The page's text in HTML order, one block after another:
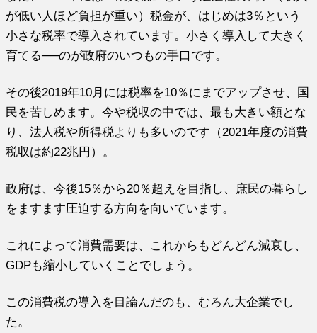
が低い人ほど負担が重い）税金が、はじめは3％という
小さな税率で導入されています。小さく導入して大きく
育てる──のが政府のいつもの手口です。
その後2019年10月には税率を10％にまでアップさせ、国
民を苦しめます。今や税収の中では、最も大きい額とな
り、法人税や所得税よりも多いのです（2021年度の消費
税収は約22兆円）。
政府は、今後15％から20％超えを目指し、庶民の暮らし
をますます圧迫する方向を向いています。
これによって消費需要は、これからもどんどん減衰し、
GDPも縮小していくことでしょう。
この消費税の導入を目論んだのも、むろん大企業でし
た。